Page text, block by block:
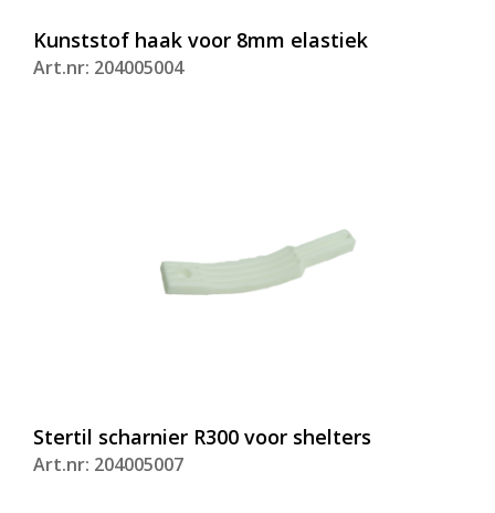
Kunststof haak voor 8mm elastiek
Art.nr: 204005004
Stertil scharnier R300 voor shelters
Art.nr: 204005007